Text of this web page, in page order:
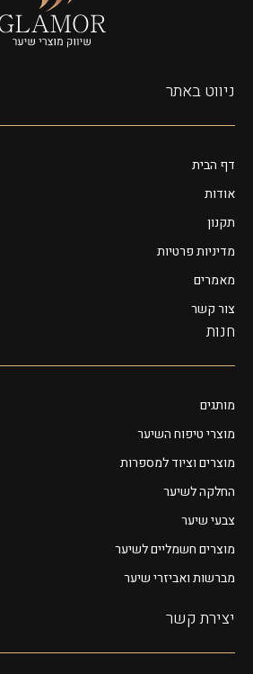
ניווט באתר
דף הבית
אודות
תקנון
מדיניות פרטיות
מאמרים
צור קשר
חנות
מותגים
מוצרי טיפוח השיער
מוצרים וציוד למספרות
החלקה לשיער
צבעי שיער
מוצרים חשמליים לשיער
מברשות ואביזרי שיער
יצירת קשר